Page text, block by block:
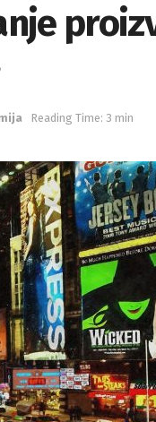
Reading Time: 3 min